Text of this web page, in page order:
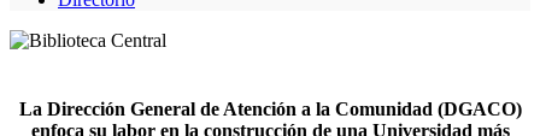
La Dirección General de Atención a la Comunidad (DGACO)
enfoca su labor en la construcción de una Universidad más